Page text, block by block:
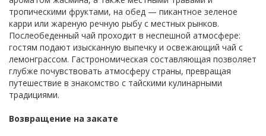
тропическими фруктами, на обед — пикантное зеленое
карри или жареную речную рыбу с местных рынков.
Послеобеденный чай проходит в неспешной атмосфере:
гостям подают изысканную выпечку и освежающий чай с
лемонграссом. Гастрономическая составляющая позволяет
глубже почувствовать атмосферу страны, превращая
путешествие в знакомство с тайскими кулинарными
традициями.
Возвращение на закате